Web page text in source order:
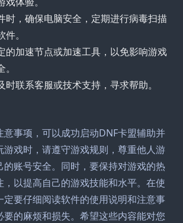
时，确保电脑安全，定期进行病毒扫描
。
的加速节点或加速工具，以免影响游戏
时联系客服或技术支持，寻求帮助。
意事项，可以成功启动DNF卡盟辅助并
游戏时，请遵守游戏规则，尊重他人游
的账号安全。同时，要保持对游戏的热
，以提高自己的游戏技能和水平。在使
定要仔细阅读软件的使用说明和注意事
要的麻烦和损失。希望这些内容能对您